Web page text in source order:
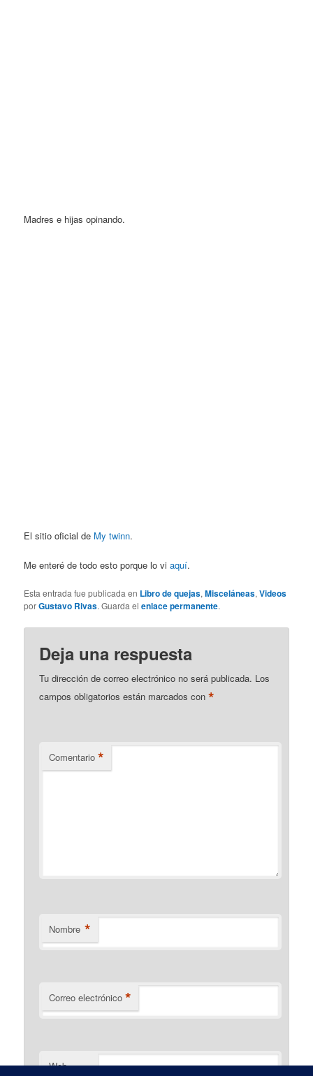
Madres e hijas opinando.
El sitio oficial de My twinn.
Me enteré de todo esto porque lo viaquí.
Esta entrada fue publicada en Libro de quejas,Misceláneas,Videos
porGustavo Rivas. Guarda elenlace permanente.
Deja una respuesta
Tu dirección de correo electrónico no será publicada. Los
campos obligatorios están marcados con*
Comentario *
Nombre *
Correo electrónico *
Web